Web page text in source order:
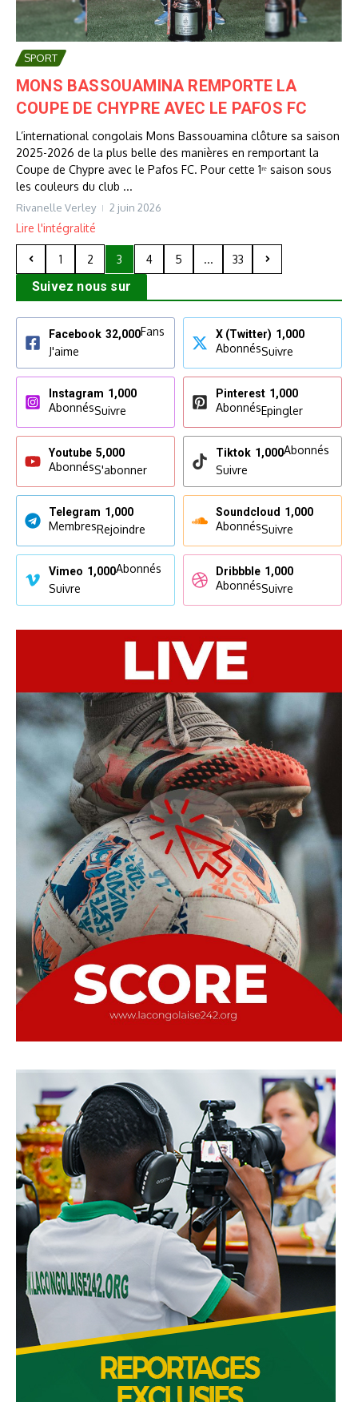
SPORT
MONS BASSOUAMINA REMPORTE LA
COUPE DE CHYPRE AVEC LE PAFOS FC
L’international congolais Mons Bassouamina clôture sa saison
2025-2026 de la plus belle des manières en remportant la
Coupe de Chypre avec le Pafos FC. Pour cette 1ʳᵉ saison sous
les couleurs du club ...
Rivanelle Verley 2 juin 2026
Lire l'intégralité
1 2 3 4 5 ... 33
Suivez nous sur
Facebook 32,000Fans
J'aime
X (Twitter) 1,000
AbonnésSuivre
Instagram 1,000
AbonnésSuivre
Pinterest 1,000
AbonnésEpingler
Youtube 5,000
AbonnésS'abonner
Tiktok 1,000Abonnés
Suivre
Telegram 1,000
MembresRejoindre
Soundcloud 1,000
AbonnésSuivre
Vimeo 1,000Abonnés
Suivre
Dribbble 1,000
AbonnésSuivre